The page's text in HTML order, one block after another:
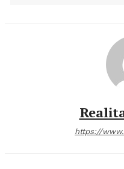
https://